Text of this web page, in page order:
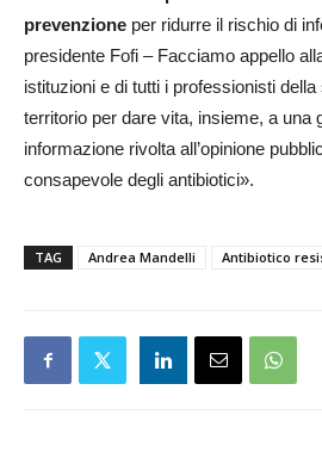
prevenzione per ridurre il rischio di
presidente Fofi – Facciamo appello
istituzioni e di tutti i professionisti
territorio per dare vita, insieme, a una
informazione rivolta all’opinione
consapevole degli antibiotici».
TAG Andrea Mandelli Antibiotico